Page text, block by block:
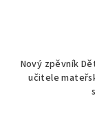
Nový zpěvník
učitele